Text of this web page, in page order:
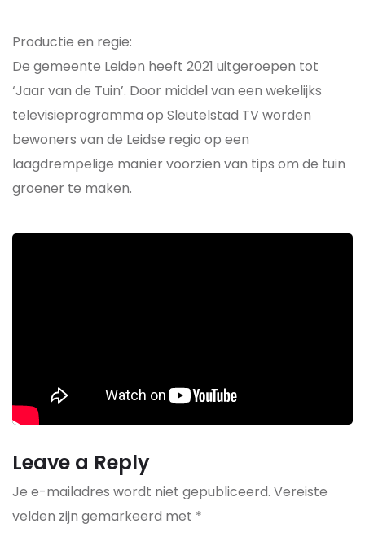
Productie en regie:
De gemeente Leiden heeft 2021 uitgeroepen tot
‘Jaar van de Tuin’. Door middel van een wekelijks
televisieprogramma op Sleutelstad TV worden
bewoners van de Leidse regio op een
laagdrempelige manier voorzien van tips om de tuin
groener te maken.
Leave a Reply
Je e-mailadres wordt niet gepubliceerd. Vereiste
velden zijn gemarkeerd met *